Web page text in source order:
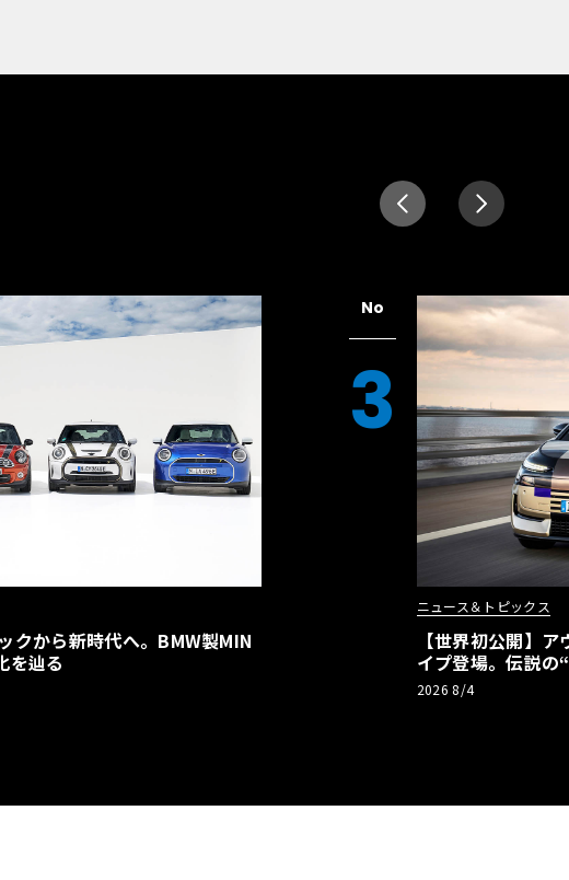
クから新時代へ。BMW製MIN
を辿る
No
3
ニュース＆トピックス
【世界初公開】
イプ登場。伝説の
リーBEVとして復
2026 8/4